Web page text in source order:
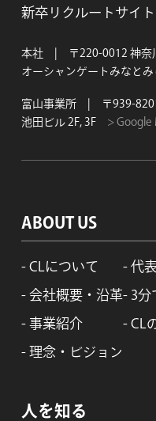
新卒リクルートサイト
本社 | 〒220-0012 神奈
オーシャンゲートみなとみ
富山事業所 | 〒939-
池田ビル 2F, 3F> Google
ABOUT US
CLについて
会社概要・沿革
事業紹介
理念・ビジョン
代
3分
CL
人を知る